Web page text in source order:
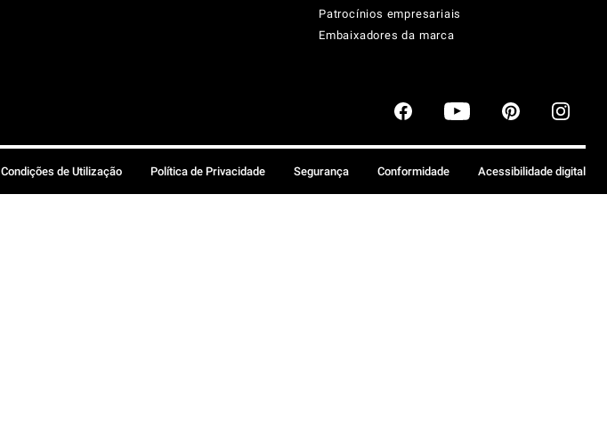
Patrocínios empresariais
Embaixadores da marca
Condições de Utilização Política de Privacidade Segurança Conformidade Acessibilidade digital